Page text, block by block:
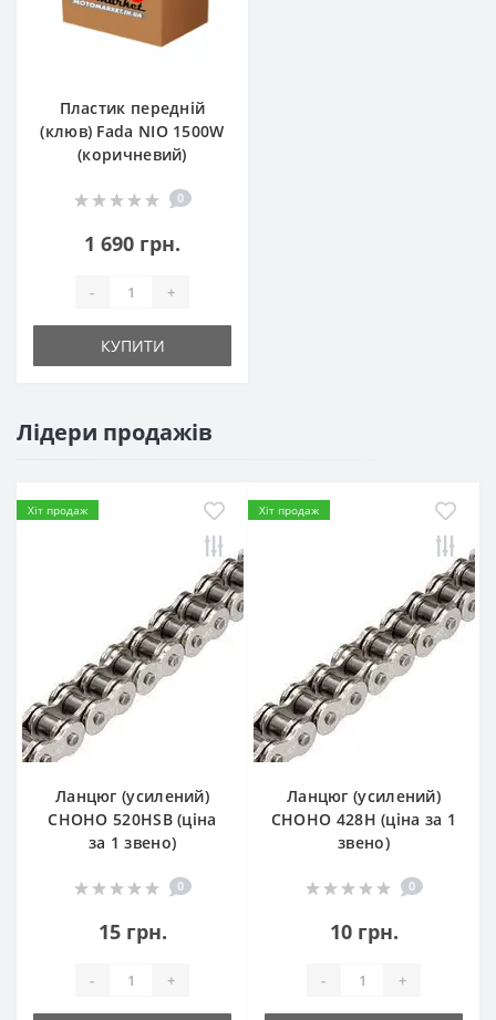
Пластик передній
(клюв) Fada NIO 1500W
(коричневий)
0
1 690 грн.
- +
КУПИТИ
Лідери продажів
Хіт продаж
Ланцюг (усилений)
СHOHO 520HSB (ціна
за 1 звено)
0
15 грн.
- +
Хіт продаж
Ланцюг (усилений)
СHOHO 428H (ціна за 1
звено)
0
10 грн.
- +